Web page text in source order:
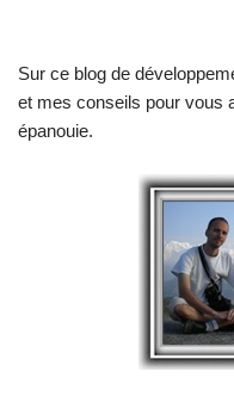
Sur ce blog de
et mes conseils pour vous
épanouie.